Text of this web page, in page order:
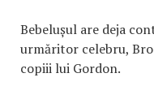
Bebelușul are deja
urmăritor celebru,
copiii lui Gordon.